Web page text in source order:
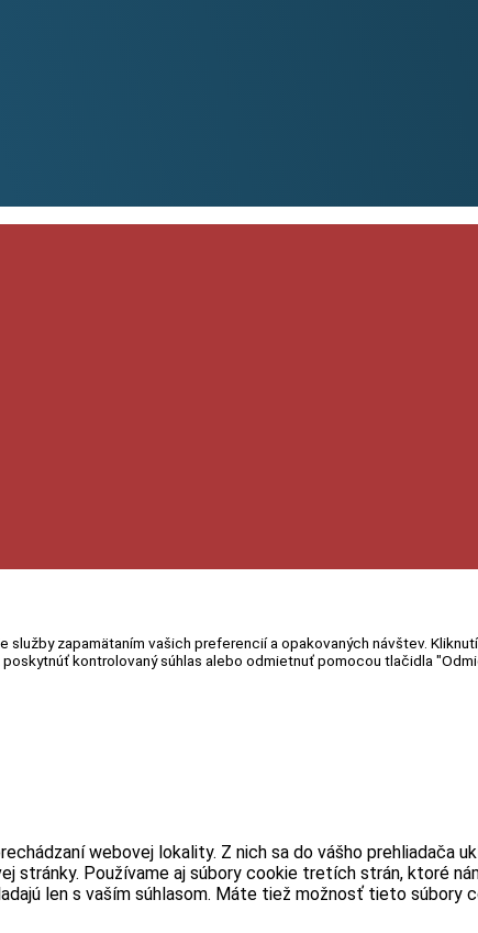
zapamätaním vašich preferencií a opakovaných návštev.
kontrolovaný súhlas alebo odmietnuť pomocou tlačidla
webovej lokality. Z nich sa do vášho prehliadača
stránky. Používame aj súbory cookie tretích strán, ktoré
len s vaším súhlasom. Máte tiež možnosť tieto súbory